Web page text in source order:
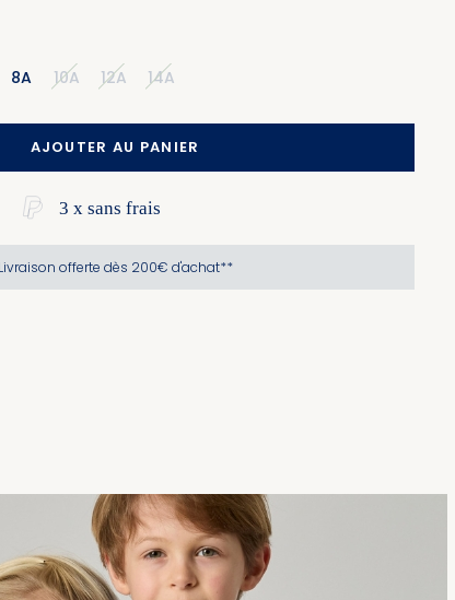
8A 10A 12A 14A
AJOUTER AU PANIER
3 x sans frais
Livraison offerte dès 200€ d'achat**